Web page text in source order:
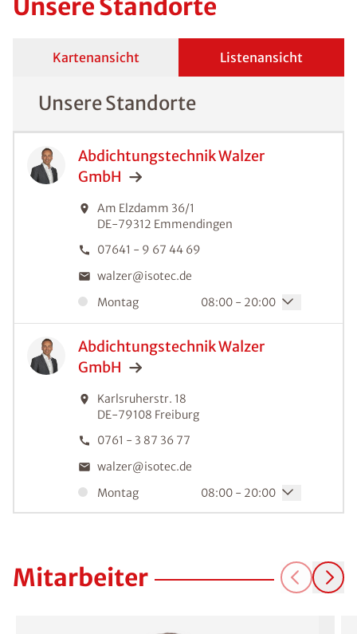
Kartenansicht Listenansicht
Unsere Standorte
Abdichtungstechnik Walzer
GmbH
Am Elzdamm 36/1
DE-79312 Emmendingen
07641 - 9 67 44 69
walzer@isotec.de
Montag
08:00 - 20:00
Abdichtungstechnik Walzer
GmbH
Karlsruherstr. 18
DE-79108 Freiburg
0761 - 3 87 36 77
walzer@isotec.de
Montag
08:00 - 20:00
Weilertalstraße 4
07631 - 9 06 99 95
Mitarbeiter